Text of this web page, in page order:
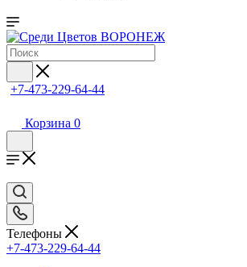
+7-473-229-64-44
Корзина 0
Телефоны
+7-473-229-64-44